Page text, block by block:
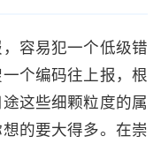
容易犯一个低级错
个编码往上报，根
这些细颗粒度的属
的要大得多。在崇